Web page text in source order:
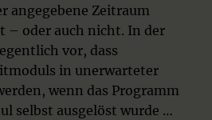
angegebene Zeitraum
– oder auch nicht. In der
vor, dass
in unerwarteter
wenn das Programm
selbst ausgelöst wurde …